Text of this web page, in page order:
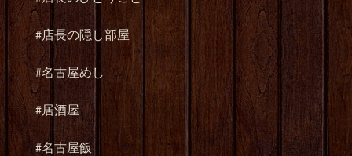
#店長の隠し部屋
#名古屋めし
#居酒屋
#名古屋飯